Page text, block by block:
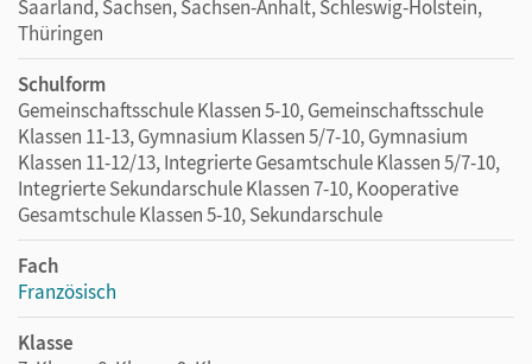
Saarland, Sachsen, Sachsen-Anhalt, Schleswig-Holstein,
Thüringen
Schulform
Gemeinschaftsschule Klassen 5-10, Gemeinschaftsschule
Klassen 11-13, Gymnasium Klassen 5/7-10, Gymnasium
Klassen 11-12/13, Integrierte Gesamtschule Klassen 5/7-10,
Integrierte Sekundarschule Klassen 7-10, Kooperative
Gesamtschule Klassen 5-10, Sekundarschule
Fach
Französisch
Klasse